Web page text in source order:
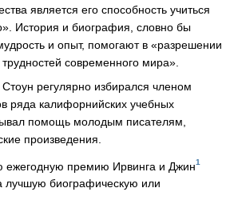
является его способность учиться
История и биография, словно бы
и опыт, помогают в «разрешении
современного мира».
регулярно избирался членом
ряда калифорнийских учебных
помощь молодым писателям,
произведения.
ежегодную премию Ирвинга и Джин1
лучшую биографическую или